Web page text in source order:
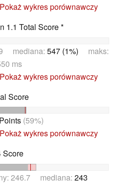
Pokaż wykres porównawczy
1.1 Total Score *
mediana: 547 (1%) maks:
ms
Pokaż wykres porównawczy
Score
(59%)
Pokaż wykres porównawczy
Score
246.7 mediana: 243